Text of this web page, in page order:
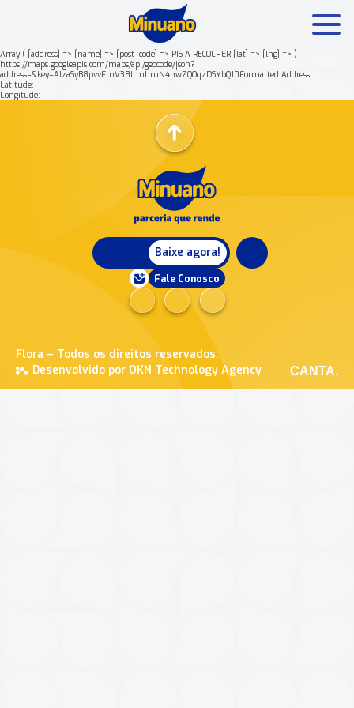
Array ( [address] => [name] => [post_code] => PIS A RECOLHER [lat] => [lng] => )
https://maps.googleapis.com/maps/api/geocode/json?
address=&key=AIzaSyB8pvvFtnV38ItmhruN4nwZQOqzDSYbQJ0Formatted Address:
Latitude:
Longitude:
Baixe agora!
Fale Conosco
Flora – Todos os direitos reservados.
Desenvolvido por OKN Technology Agency
CANTA.
Mais buscados: Produtos Minuano Rende +